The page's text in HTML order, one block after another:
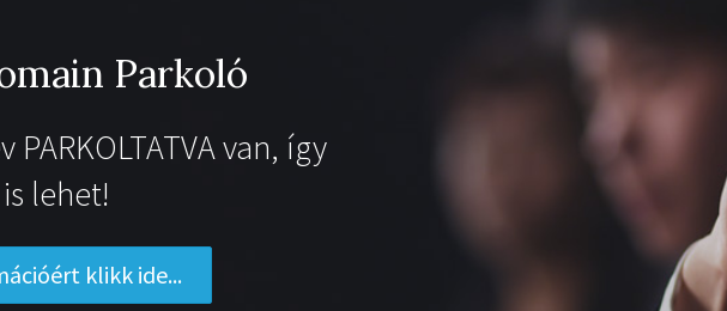
Legyen Ingyen Weboldalad
Ingyenes weboldal a MiniPortál,
weboldal készítő rendszerrel!
Regisztrálok egy ingyenes weboldalt ...